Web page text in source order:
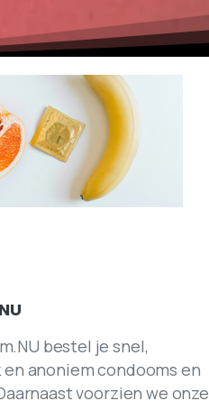
bestel je snel,
anoniem condooms en
voorzien we onze